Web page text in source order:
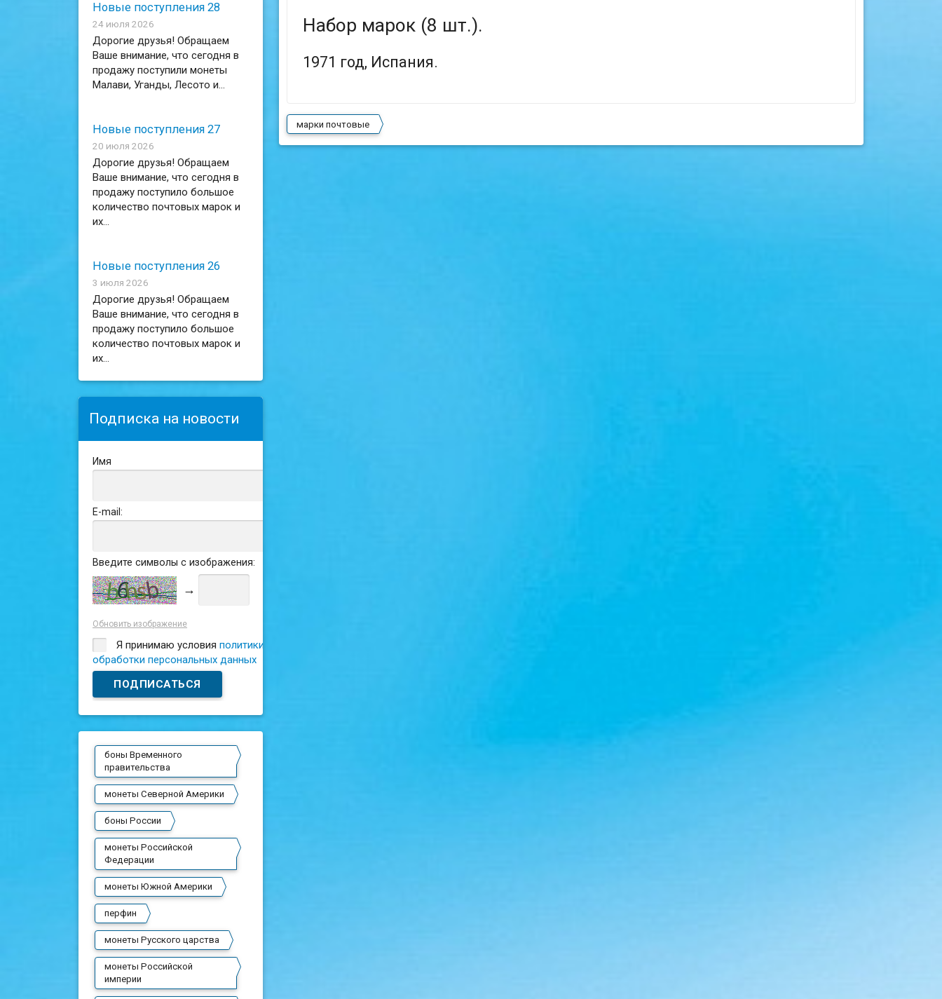
Новые поступления 28
24 июля 2026
Дорогие друзья! Обращаем
Ваше внимание, что сегодня в
продажу поступили монеты
Малави, Уганды, Лесото и...
Новые поступления 27
20 июля 2026
Дорогие друзья! Обращаем
Ваше внимание, что сегодня в
продажу поступило большое
количество почтовых марок и
их...
Новые поступления 26
3 июля 2026
Дорогие друзья! Обращаем
Ваше внимание, что сегодня в
продажу поступило большое
количество почтовых марок и
их...
Подписка на новости
Имя
E-mail:
Введите символы с изображения:
→
Обновить изображение
Я принимаю условияполитики
обработки персональных данных
боны Временного
правительства
монеты Северной Америки
боны России
монеты Российской
Федерации
монеты Южной Америки
перфин
монеты Русского царства
монеты Российской
империи
Набор марок (8 шт.).
1971 год, Испания.
марки почтовые